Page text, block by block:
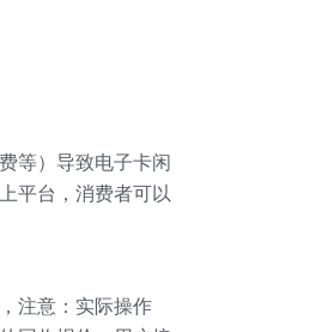
等）导致电子卡闲
平台，消费者可以
注意：实际操作